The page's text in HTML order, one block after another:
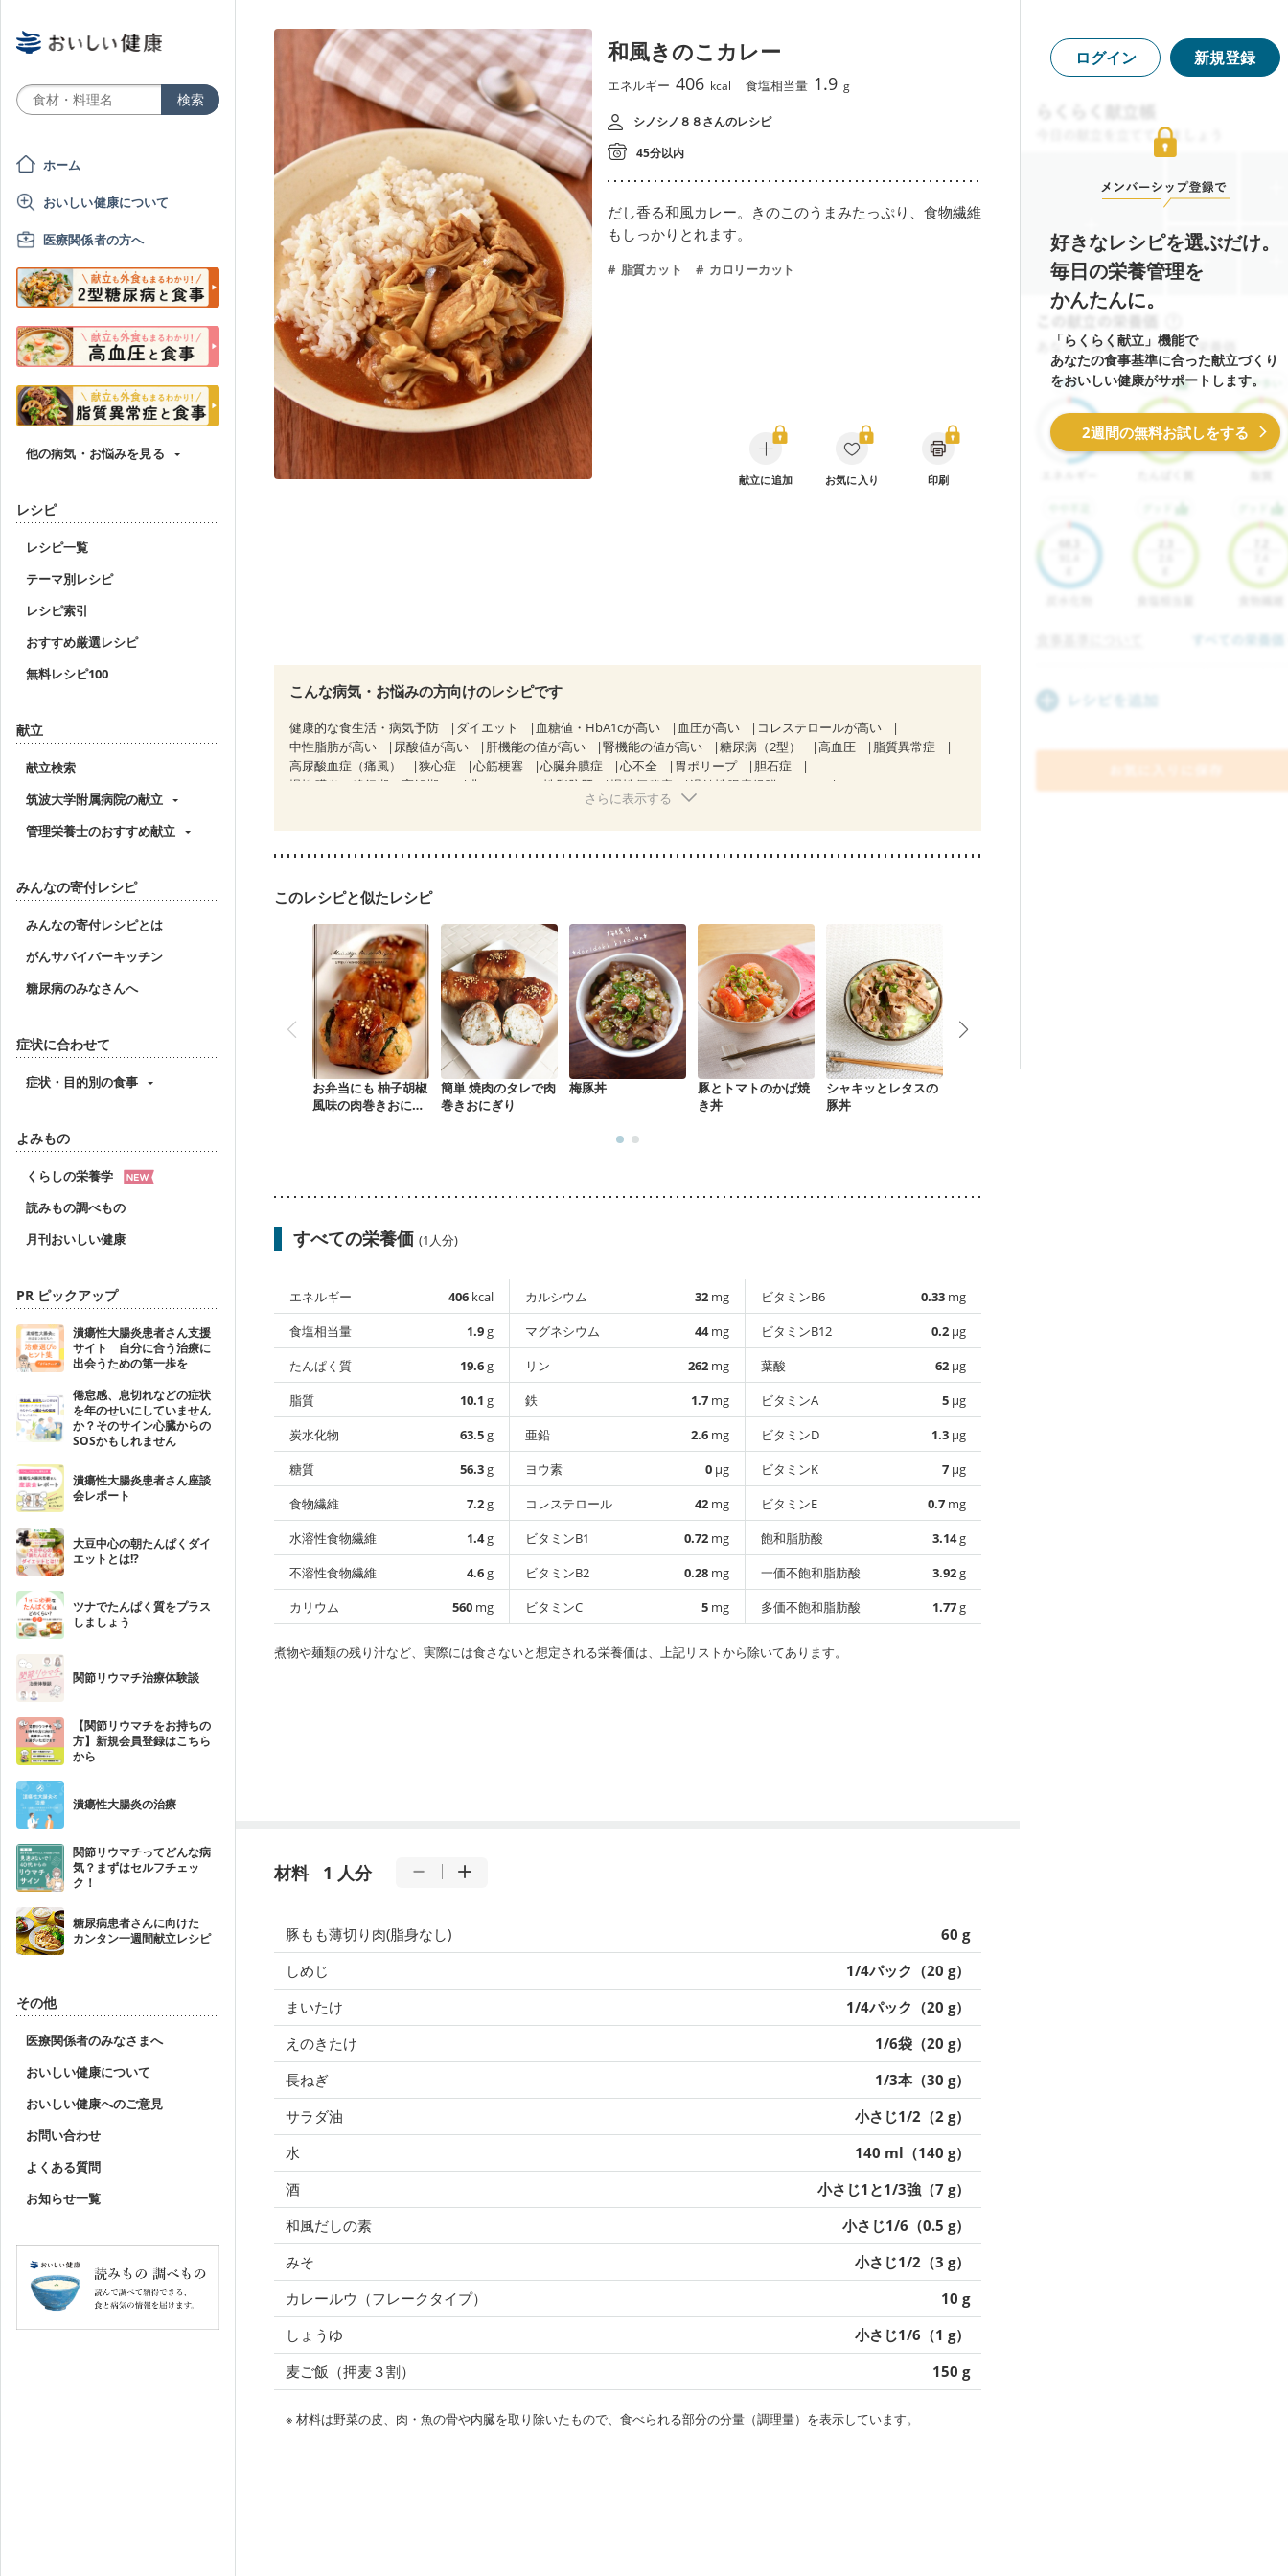
ホーム
おいしい健康について
医療関係者の方へ
他の病気・お悩みを見る
レシピ
レシピ一覧
テーマ別レシピ
レシピ索引
おすすめ厳選レシピ
無料レシピ100
献立
献立検索
筑波大学附属病院の献立
管理栄養士のおすすめ献立
みんなの寄付レシピ
みんなの寄付レシピとは
がんサバイバーキッチン
糖尿病のみなさんへ
症状に合わせて
症状・目的別の食事
よみもの
くらしの栄養学
読みもの調べもの
月刊おいしい健康
PR ピックアップ
潰瘍性大腸炎患者さん支援
サイト 自分に合う治療に
出会うための第一歩を
倦怠感、息切れなどの症状
を年のせいにしていません
か？そのサイン心臓からの
SOSかもしれません
潰瘍性大腸炎患者さん座談
会レポート
大豆中心の朝たんぱくダイ
エットとは!?
ツナでたんぱく質をプラス
しましょう
関節リウマチ治療体験談
【関節リウマチをお持ちの
方】新規会員登録はこちら
から
潰瘍性大腸炎の治療
関節リウマチってどんな病
気？まずはセルフチェッ
ク！
糖尿病患者さんに向けた
カンタン一週間献立レシピ
その他
医療関係者のみなさまへ
おいしい健康について
おいしい健康へのご意見
お問い合わせ
よくある質問
お知らせ一覧
和風きのこカレー
エネルギー 406 kcal 食塩相当量 1.9 g
シノシノ８８さんのレシピ
45分以内
だし香る和風カレー。きのこのうまみたっぷり、食物繊維
もしっかりとれます。
脂質カット カロリーカット
献立に追加 お気に入り 印刷
こんな病気・お悩みの方向けのレシピです
健康的な食生活・病気予防 ダイエット 血糖値・HbA1cが高い 血圧が高い
コレステロールが高い
中性脂肪が高い
尿酸値が高い 肝機能の値が高い 腎機能の値が高い 糖尿病（2型） 高血圧
脂質異常症
高尿酸血症（痛風）
狭心症 心筋梗塞 心臓弁膜症 心不全 胃ポリープ
胆石症
慢性膵炎（移行期・寛解期）
非アルコール性脂肪肝 慢性便秘症
過敏性腸症候群（IBS）
糖尿病性腎症（第２期）
乳がん治療を終えた方・経過観察中の方など
食欲がない 産後（ミルク） 骨折 骨粗しょう症
関節リウマチ
さらに表示する
このレシピと似たレシピ
お弁当にも 柚子胡椒
風味の肉巻きおにぎ
簡単 焼肉のタレで肉
巻きおにぎり
梅豚丼
豚とトマトのかば焼
き丼
シャキッとレタスの
豚丼
すべての栄養価 (1人分)
エネルギー 406 kcal
食塩相当量
1.9g
たんぱく質
19.6g
脂質
10.1 g
炭水化物
63.5g
糖質
56.3g
食物繊維
7.2g
水溶性食物繊維
1.4g
不溶性食物繊維
4.6g
カリウム
560 mg
カルシウム 32 mg
マグネシウム
44mg
リン
262 mg
鉄
1.7 mg
亜鉛
2.6 mg
ヨウ素
0 µg
コレステロール
42 mg
ビタミンB1
0.72 mg
ビタミンB2
0.28 mg
ビタミンC
5 mg
ビタミンB6 0.33 mg
ビタミンB12
0.2 µg
葉酸
62 µg
ビタミンA
5 µg
ビタミンD
1.3 µg
ビタミンK
7 µg
ビタミンE
0.7 mg
飽和脂肪酸
3.14g
一価不飽和脂肪酸
3.92g
多価不飽和脂肪酸
1.77g
煮物や麺類の残り汁など、実際には食さないと想定される栄養価は、上記リストから除いてあります。
材料 1 人分
豚もも薄切り肉(脂身なし)
60 g
しめじ
1/4パック（20 g）
まいたけ
1/4パック（20 g）
えのきたけ
1/6袋（20 g）
長ねぎ
1/3本（30 g）
サラダ油
小さじ1/2（2 g）
水
140 ml（140 g）
酒
小さじ1と1/3強（7 g）
和風だしの素
小さじ1/6（0.5 g）
みそ
小さじ1/2（3 g）
カレールウ（フレークタイプ）
10 g
しょうゆ
小さじ1/6（1 g）
麦ご飯（押麦３割）
150 g
※ 材料は野菜の皮、肉・魚の骨や内臓を取り除いたもので、食べられる部分の分量（調理量）を表示しています。
ログイン 新規登録
好きなレシピを選ぶだけ。
毎日の栄養管理を
かんたんに。
「らくらく献立」機能で
あなたの食事基準に合った献立づくり
をおいしい健康がサポートします。
2週間の無料お試しをする